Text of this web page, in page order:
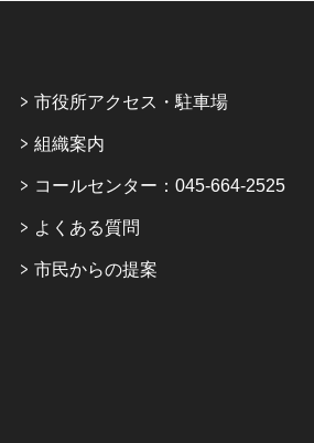
市役所アクセス・駐車場
組織案内
コールセンター：045-664-2525
よくある質問
市民からの提案